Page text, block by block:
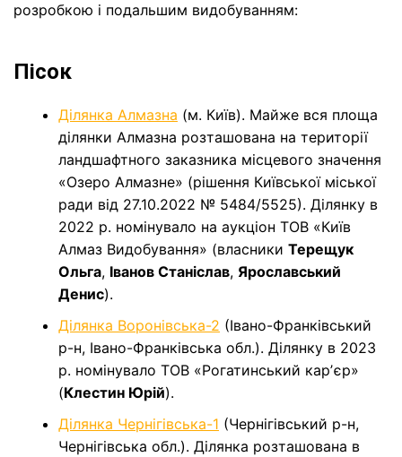
розробкою і подальшим видобуванням:
Пісок
Ділянка Алмазна (м. Київ). Майже вся площа
ділянки Алмазна розташована на території
ландшафтного заказника місцевого значення
«Озеро Алмазне» (рішення Київської міської
ради від 27.10.2022 № 5484/5525). Ділянку в
2022 р. номінувало на аукціон ТОВ «Київ
Алмаз Видобування» (власники Терещук
Ольга, Іванов Станіслав, Ярославський
Денис).
Ділянка Воронівська-2 (Івано-Франківський
р-н, Івано-Франківська обл.). Ділянку в 2023
р. номінувало ТОВ «Рогатинський карʼєр»
(Клестин Юрій).
Ділянка Чернігівська-1 (Чернігівський р-н,
Чернігівська обл.). Ділянка розташована в